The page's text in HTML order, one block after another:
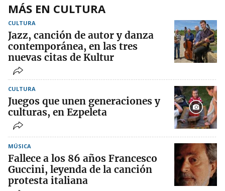
MÁS EN CULTURA
CULTURA
Jazz, canción de autor y danza
contemporánea, en las tres
nuevas citas de Kultur
CULTURA
Juegos que unen generaciones y
culturas, en Ezpeleta
MÚSICA
Fallece a los 86 años Francesco
Guccini, leyenda de la canción
protesta italiana